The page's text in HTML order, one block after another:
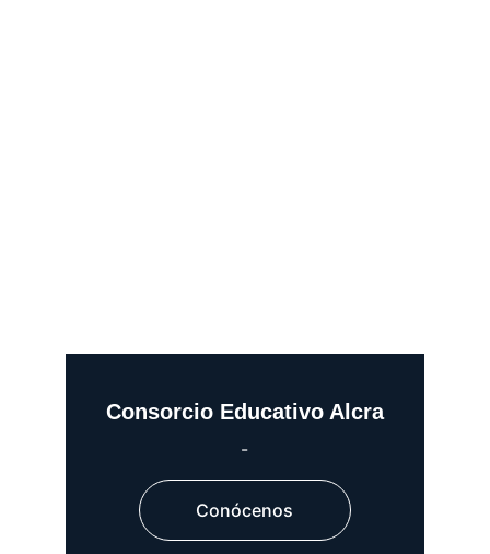
Consorcio Educativo Alcra
Conócenos
-